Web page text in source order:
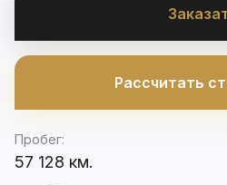
Рассчитать
Пробег:
57 128 км.